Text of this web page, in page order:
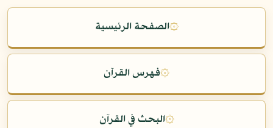
۞الصفحة الرئيسية
۞فهرس القرآن
۞البحث في القرآن